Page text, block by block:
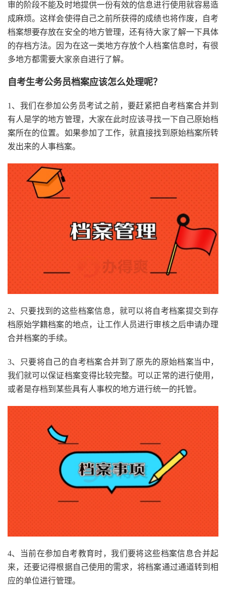
审的阶段不能及时地提供一份有效的信息进行使用就容易造
成麻烦。这样会使得自己之前所获得的成绩也将作废，自考
档案想要存放在安全的地方管理，还有待大家了解一下具体
的存档方法。因为在这一类地方存放个人档案信息时，有很
多地方都需要大家亲自进行了解。
自考生考公务员档案应该怎么处理呢？
1、我们在参加公务员考试之前，要赶紧把自考档案合并到
有人是学的地方管理，大家在此时应该寻找一下自己原始档
案所在的位置。如果参加了工作，就直接找到原始档案所转
发出来的人事档案。
2、只要找到的这些档案信息，就可以将自考档案提交到存
档原始学籍档案的地点，让工作人员进行审核之后申请办理
合并档案的手续。
3、只要将自己的自考档案合并到了原先的原始档案当中，
我们就可以保证档案变得比较完整。可以正常的进行使用，
或者是存档到某些具有人事权的地方进行统一的托管。
4、当前在参加自考教育时，我们要将这些档案信息合并起
来，还要记得根据自己使用的需求，将档案通过通道转到相
应的单位进行管理。